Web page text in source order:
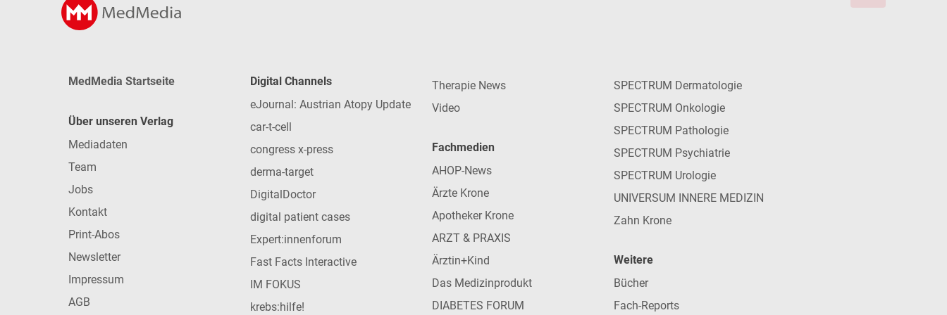
MedMedia Startseite
Über unseren Verlag
Mediadaten
Team
Jobs
Kontakt
Print-Abos
Newsletter
Impressum
AGB
Digital Channels
eJournal: Austrian Atopy Update
car-t-cell
congress x-press
derma-target
DigitalDoctor
digital patient cases
Expert:innenforum
Fast Facts Interactive
IM FOKUS
krebs:hilfe!
Therapie News
Video
Fachmedien
AHOP-News
Ärzte Krone
Apotheker Krone
ARZT & PRAXIS
Ärztin+Kind
Das Medizinprodukt
DIABETES FORUM
SPECTRUM Dermatologie
SPECTRUM Onkologie
SPECTRUM Pathologie
SPECTRUM Psychiatrie
SPECTRUM Urologie
UNIVERSUM INNERE MEDIZIN
Zahn Krone
Weitere
Bücher
Fach-Reports